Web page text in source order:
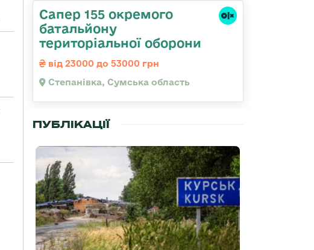
Сапер 155 окремого
батальйону
територіальної оборони
від 23000 до 53000 грн
Степанівка, Сумська область
ПУБЛІКАЦІЇ